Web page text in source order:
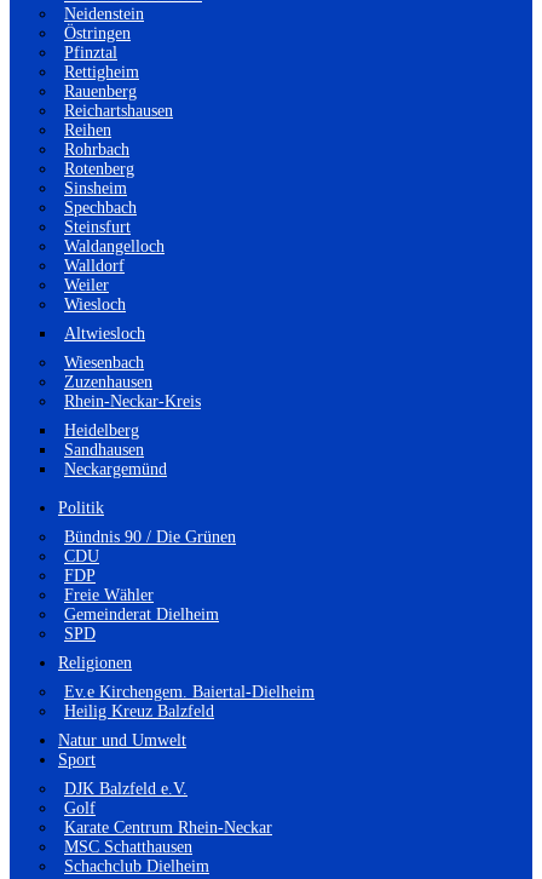
Neidenstein
Östringen
Pfinztal
Rettigheim
Rauenberg
Reichartshausen
Reihen
Rohrbach
Rotenberg
Sinsheim
Spechbach
Steinsfurt
Waldangelloch
Walldorf
Weiler
Wiesloch
Altwiesloch
Wiesenbach
Zuzenhausen
Rhein-Neckar-Kreis
Heidelberg
Sandhausen
Neckargemünd
Politik
Bündnis 90 / Die Grünen
CDU
FDP
Freie Wähler
Gemeinderat Dielheim
SPD
Religionen
Ev.e Kirchengem. Baiertal-Dielheim
Heilig Kreuz Balzfeld
Natur und Umwelt
Sport
DJK Balzfeld e.V.
Golf
Karate Centrum Rhein-Neckar
MSC Schatthausen
Schachclub Dielheim